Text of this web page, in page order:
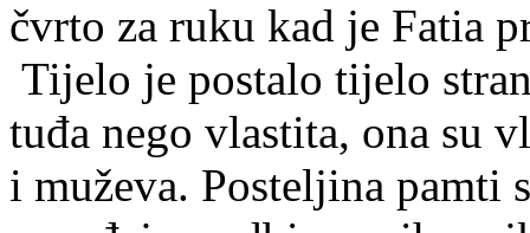
čvrto za ruku kad je Fatia
Tijelo je postalo tijelo
tuđa nego vlastita, ona su
i muževa. Posteljina pamti